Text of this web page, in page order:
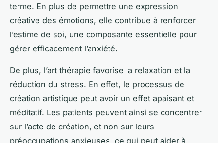
terme. En plus de permettre une expression
créative des émotions, elle contribue à renforcer
l’estime de soi, une composante essentielle pour
gérer efficacement l’anxiété.
De plus, l’art thérapie favorise la relaxation et la
réduction du stress. En effet, le processus de
création artistique peut avoir un effet apaisant et
méditatif. Les patients peuvent ainsi se concentrer
sur l’acte de création, et non sur leurs
préoccupations anxieuses, ce qui peut aider à